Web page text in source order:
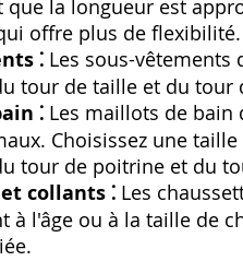
la longueur est
offre plus de flexibilité.
⁚ Les sous-vêtements
tour de taille et du
⁚ Les maillots de
Choisissez une
tour de poitrine et du
collants ⁚ Les
à l'âge ou à la taille de